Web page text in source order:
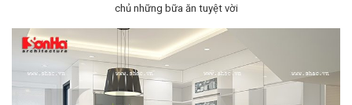
chủ những bữa ăn tuyệt vời